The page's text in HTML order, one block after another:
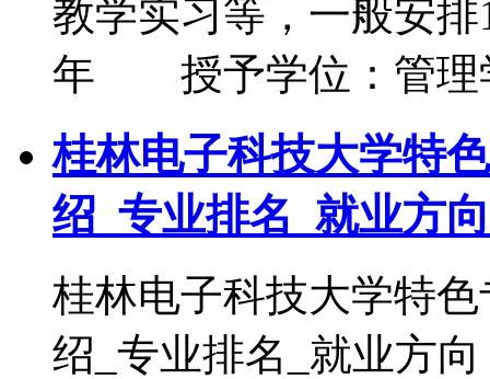
教学实习等，一般安
年 授予学位：管理
桂林电子科技大学特
绍_专业排名_就业方向
桂林电子科技大学特
绍_专业排名_就业方